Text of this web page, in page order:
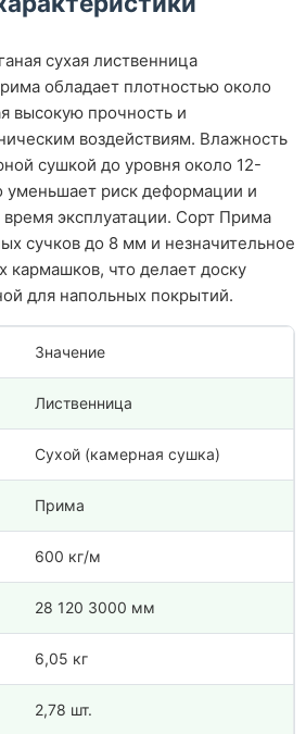
сухая лиственница
обладает плотностью около
высокую прочность и
воздействиям. Влажность
сушкой до уровня около 12-
уменьшает риск деформации и
эксплуатации. Сорт Прима
сучков до 8 мм и незначительное
кармашков, что делает доску
для напольных покрытий.
Значение
Лиственница
Сухой (камерная сушка)
Прима
600 кг/м
28 120 3000 мм
6,05 кг
2,78 шт.